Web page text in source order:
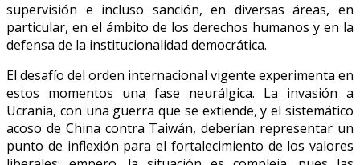
supervisión e incluso sanción, en diversas áreas, en
particular, en el ámbito de los derechos humanos y en la
defensa de la institucionalidad democrática.
El desafío del orden internacional vigente experimenta en
estos momentos una fase neurálgica. La invasión a
Ucrania, con una guerra que se extiende, y el sistemático
acoso de China contra Taiwán, deberían representar un
punto de inflexión para el fortalecimiento de los valores